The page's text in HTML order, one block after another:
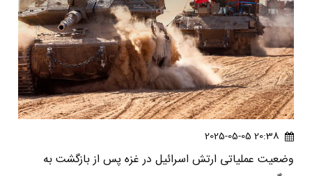
20:38 2025-05-05
وضعیت عملیاتی ارتش اسرائیل در غزه پس از بازگشت به